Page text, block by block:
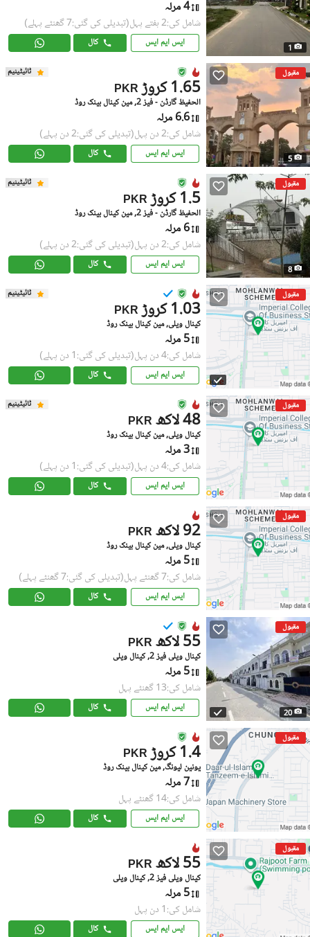
1
4 مرلہ
شامل کی:2 ہفتے پہل (تبدیلی کی گئی:7 گھنٹے پہلے)
ایس ایم ایس کال
مقبول
5
ٹائیٹینیم
PKR 1.65 کروڑ
الحفیظ گارڈن - فیز 2, مین کینال بینک روڈ
6.6 مرلہ
شامل کی:2 دن پہل (تبدیلی کی گئی:2 دن پہلے)
ایس ایم ایس کال
مقبول
8
ٹائیٹینیم
PKR 1.5 کروڑ
الحفیظ گارڈن - فیز 2, مین کینال بینک روڈ
6 مرلہ
شامل کی:2 دن پہل (تبدیلی کی گئی:2 دن پہلے)
ایس ایم ایس کال
مقبول ٹائیٹینیم
PKR 1.03 کروڑ
کینال ویلی, مین کینال بینک روڈ
5 مرلہ
شامل کی:4 دن پہل (تبدیلی کی گئی:1 دن پہلے)
ایس ایم ایس کال
مقبول ٹائیٹینیم
PKR 48 لاکھ
کینال ویلی, مین کینال بینک روڈ
3 مرلہ
شامل کی:4 دن پہل (تبدیلی کی گئی:1 دن پہلے)
ایس ایم ایس کال
مقبول
PKR 92 لاکھ
کینال ویلی, مین کینال بینک روڈ
5 مرلہ
شامل کی:7 گھنٹے پہل (تبدیلی کی گئی:7 گھنٹے پہلے)
ایس ایم ایس کال
مقبول
20
PKR 55 لاکھ
کینال ویلی فیز 2, کینال ویلی
5 مرلہ
شامل کی:13 گھنٹے پہل
ایس ایم ایس کال
مقبول
PKR 1.4 کروڑ
یونین لیونگ, مین کینال بینک روڈ
7 مرلہ
شامل کی:14 گھنٹے پہل
ایس ایم ایس کال
مقبول
PKR 55 لاکھ
کینال ویلی فیز 2, کینال ویلی
5 مرلہ
شامل کی:1 دن پہل
ایس ایم ایس کال